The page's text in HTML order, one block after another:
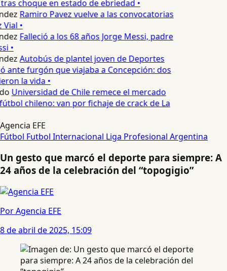
choque en estado de ebriedad •
Ramiro Pavez vuelve a las convocatorias
•
Falleció a los 68 años Jorge Messi, padre
•
Autobús de plantel joven de Deportes
ante furgón que viajaba a Concepción: dos
la vida •
Universidad de Chile remece el mercado
chileno: van por fichaje de crack de La
Agencia EFE
Fútbol Futbol Internacional Liga Profesional Argentina
Un gesto que marcó el deporte para siempre: A
24 años de la celebración del “topogigio”
Por Agencia EFE
8 de abril de 2025, 15:09